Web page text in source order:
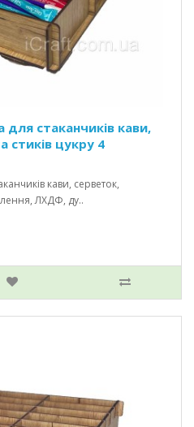
для стаканчиків кави,
стиків цукру 4
кави, серветок,
ЛХДФ, ду..